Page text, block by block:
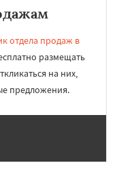
отдела продаж в
размещать
на них,
предложения.